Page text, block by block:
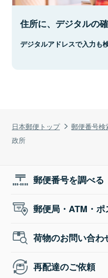
日本郵便トップ 郵便番号検
政所
住所に、デジタルの確
デジタルアドレスで入力も
郵便番号を調べる
郵便局・ATM・
荷物のお問い合わ
再配達のご依頼